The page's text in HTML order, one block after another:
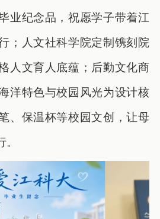
业纪念品，祝愿学子带着江
；人文社科学院定制镌刻院
人文育人底蕴；后勤文化商
洋特色与校园风光为设计核
、保温杯等校园文创，让母